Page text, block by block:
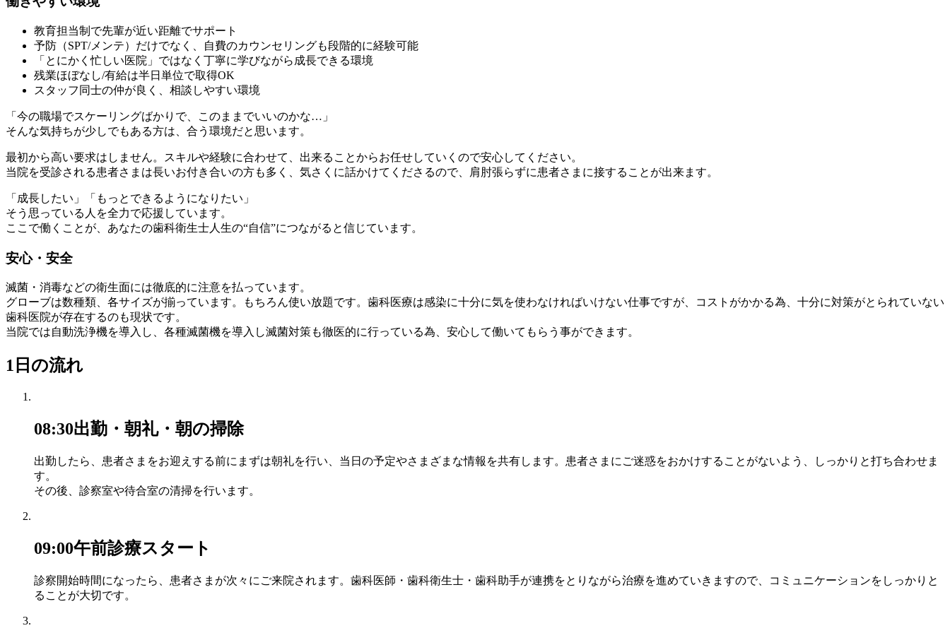
教育担当制で先輩が近い距離でサポート
予防（SPT/メンテ）だけでなく、
自費のカウンセリングも段階的に経験可能
「とにかく忙しい医院」ではなく 丁寧に学びながら成長できる環境
残業ほぼなし/有給は半日単位で取得OK
スタッフ同士の仲が良く、相談しやすい環境
「今の職場でスケーリングばかりで、このままでいいのかな…」
そんな気持ちが少しでもある方は、合う環境だと思います。
最初から高い要求はしません。スキルや経験に合わせて、出来ることからお任せしていくので安心してください。
当院を受診される患者さまは長いお付き合いの方も多く、気さくに話かけてくださるので、肩肘張らずに患者さまに接することが出来ます。
「成長したい」「もっとできるようになりたい」
そう思っている人を全力で応援しています。
ここで働くことが、あなたの歯科衛生士人生の“自信”につながると信じています。
安心・安全
滅菌・消毒などの衛生面には徹底的に注意を払っています。
グローブは数種類、各サイズが揃っています。もちろん使い放題です。歯科医療は感染に十分に気を使わなければいけない仕事ですが、コストがかかる為、十分に対策がとられていない
歯科医院が存在するのも現状です。
当院では自動洗浄機を導入し、各種滅菌機を導入し滅菌対策も徹医的に行っている為、安心して働いてもらう事ができます。
1日の流れ
08:30出勤・朝礼・朝の掃除
出勤したら、患者さまをお迎えする前にまずは朝礼を行い、当日の予定やさまざまな情報を共有します。患者さまにご迷惑をおかけすることがないよう、しっかりと打ち合わせま
す。
その後、診察室や待合室の清掃を行います。
09:00午前診療スタート
診察開始時間になったら、患者さまが次々にご来院されます。歯科医師・歯科衛生士・歯科助手が連携をとりながら治療を進めていきますので、コミュニケーションをしっかりと
ることが大切です。